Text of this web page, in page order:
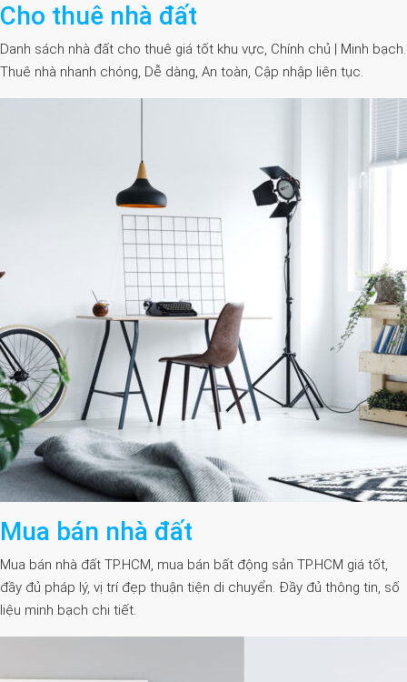
Cho thuê nhà đất
Danh sách nhà đất cho thuê giá tốt khu vực, Chính chủ | Minh bạch.
Thuê nhà nhanh chóng, Dễ dàng, An toàn, Cập nhập liên tục.
Mua bán nhà đất
Mua bán nhà đất TP.HCM, mua bán bất động sản TP.HCM giá tốt,
đầy đủ pháp lý, vị trí đẹp thuận tiện di chuyển. Đầy đủ thông tin, số
liệu minh bạch chi tiết.